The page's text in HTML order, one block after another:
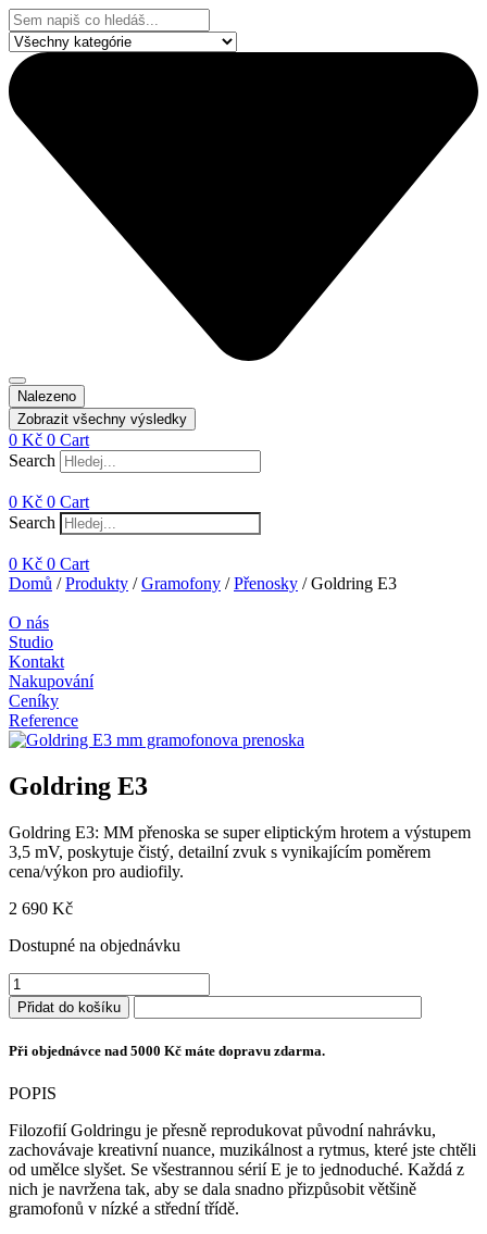
Přejít
k
obsahu
Search
...
Nalezeno
Zobrazit všechny výsledky
0 Kč 0 Cart
Search
0 Kč 0 Cart
Search
0 Kč 0 Cart
Domů /Produkty /Gramofony /Přenosky / Goldring E3
O nás
Studio
Kontakt
Nakupování
Ceníky
Reference
Goldring E3
Goldring E3: MM přenoska se super eliptickým hrotem a výstupem
3,5 mV, poskytuje čistý, detailní zvuk s vynikajícím poměrem
cena/výkon pro audiofily.
2 690 Kč
Dostupné na objednávku
Goldring
E3
množství
Přidat do košíku
Při objednávce nad 5000 Kč máte dopravu zdarma.
POPIS
Filozofií Goldringu je přesně reprodukovat původní nahrávku,
zachovávaje kreativní nuance, muzikálnost a rytmus, které jste chtěli
od umělce slyšet. Se všestrannou sérií E je to jednoduché. Každá z
nich je navržena tak, aby se dala snadno přizpůsobit většině
gramofonů v nízké a střední třídě.